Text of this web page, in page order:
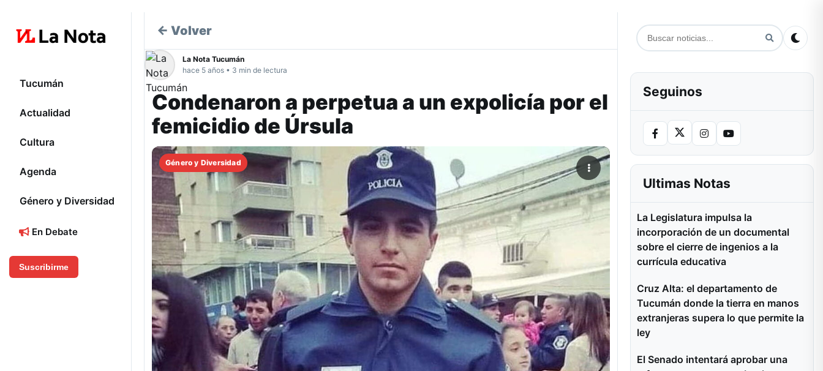
Tucumán
Actualidad
Cultura
Agenda
Género y Diversidad
En Debate
Suscribirme
← Volver
La Nota Tucumán
hace 5 años • 3 min de lectura
Condenaron a perpetua a un expolicía por el
femicidio de Úrsula
Género y Diversidad
Seguinos
Ultimas Notas
La Legislatura impulsa la
incorporación de un documental
sobre el cierre de ingenios a la
currícula educativa
Cruz Alta: el departamento de
Tucumán donde la tierra en manos
extranjeras supera lo que permite la
ley
El Senado intentará aprobar una